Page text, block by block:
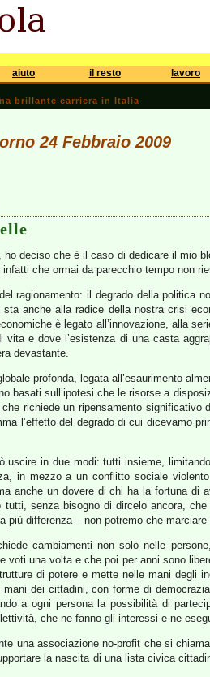
aiuto il resto lavoro
brillante carriera in Italia
24 Febbraio 2009
deciso che è il caso di dedicare il mio
che ormai da parecchio tempo non
ragionamento: il degrado della politica
anche alla radice della nostra crisi
è legato all’innovazione, alla
vita e dove l’esistenza di una casta
devastante.
profonda, legata all’esaurimento
basati sull’ipotesi che le risorse a
richiede un ripensamento
l’effetto del degrado di cui dicevamo
uscire in due modi: tutti insieme,
in mezzo a un conflitto sociale
anche un dovere di chi ha la fortuna di
tutti, senza bisogno di dircelo ancora,
più differenza – non potremo che
cambiamenti non solo nelle
voti una volta e che poi per anni sono
di potere e mette nelle mani degli
dei cittadini, con forme di
a ogni persona la possibilità di
che ne fanno gli interessi e ne
una associazione no-profit che si
la nascita di una lista civica